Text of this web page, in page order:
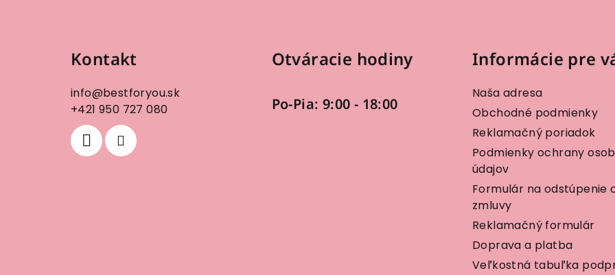
Kontakt
info@bestforyou.sk
+421 950 727 080
Otváracie hodiny
Po-Pia: 9:00 - 18:00
Informácie pre
Naša adresa
Obchodné podmienky
Reklamačný poriadok
Podmienky ochrany
údajov
Formulár na odstúpenie
zmluvy
Reklamačný formulár
Doprava a platba
Veľkostná tabuľka